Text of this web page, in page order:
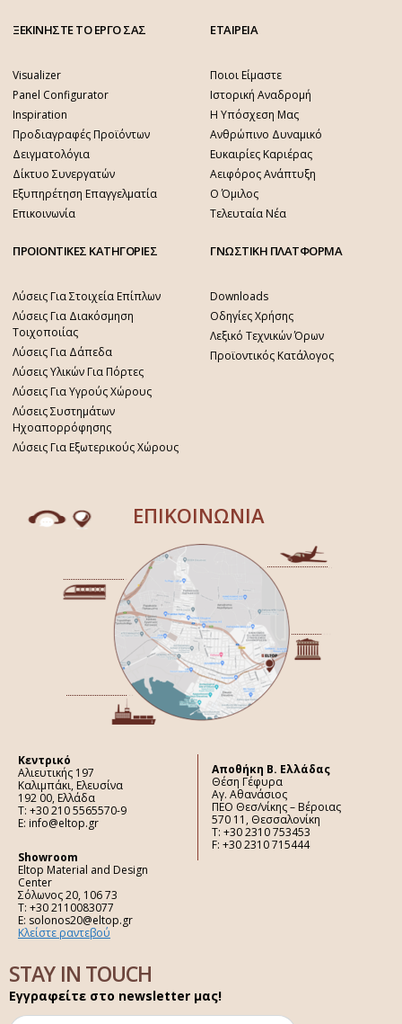
ΞΕΚΙΝΗΣΤΕ ΤΟ ΕΡΓΟ ΣΑΣ
Visualizer
Panel Configurator
Inspiration
Προδιαγραφές Προϊόντων
Δειγματολόγια
Δίκτυο Συνεργατών
Εξυπηρέτηση Επαγγελματία
Επικοινωνία
ΕΤΑΙΡΕΙΑ
Ποιοι Είμαστε
Ιστορική Αναδρομή
Η Υπόσχεση Μας
Ανθρώπινο Δυναμικό
Ευκαιρίες Καριέρας
Αειφόρος Ανάπτυξη
Ο Όμιλος
Τελευταία Νέα
ΠΡΟΙΟΝΤΙΚΕΣ ΚΑΤΗΓΟΡΙΕΣ
Λύσεις Για Στοιχεία Επίπλων
Λύσεις Για Διακόσμηση
Τοιχοποιίας
Λύσεις Για Δάπεδα
Λύσεις Υλικών Για Πόρτες
Λύσεις Για Υγρούς Χώρους
Λύσεις Συστημάτων
Ηχοαπορρόφησης
Λύσεις Για Εξωτερικούς Χώρους
ΓΝΩΣΤΙΚΗ ΠΛΑΤΦΟΡΜΑ
Downloads
Οδηγίες Χρήσης
Λεξικό Τεχνικών Όρων
Προϊοντικός Κατάλογος
ΕΠΙΚΟΙΝΩΝΙΑ
Κεντρικό
Αλιευτικής 197
Καλιμπάκι, Ελευσίνα
192 00, Ελλάδα
Τ: +30 210 5565570-9
E: info@eltop.gr
Showroom
Eltop Material and Design
Center
Σόλωνος 20, 106 73
Τ: +30 2110083077
E: solonos20@eltop.gr
Κλείστε ραντεβού
Aποθήκη Β. Ελλάδας
Θέση Γέφυρα
Αγ. Αθανάσιος
ΠΕΟ Θεσ/νίκης – Βέροιας
570 11, Θεσσαλονίκη
Τ: +30 2310 753453
F: +30 2310 715444
STAY IN TOUCH
Εγγραφείτε στο newsletter μας!